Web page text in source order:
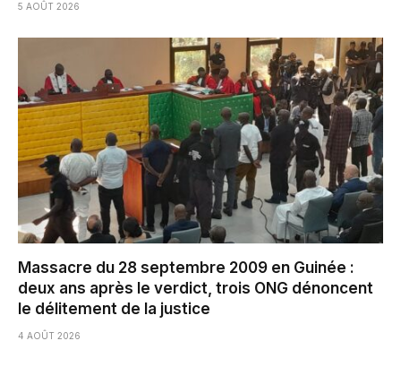
5 AOÛT 2026
Massacre du 28 septembre 2009 en Guinée :
deux ans après le verdict, trois ONG dénoncent
le délitement de la justice
4 AOÛT 2026